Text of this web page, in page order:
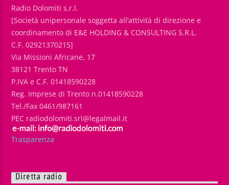
Radio Dolomiti s.r.l.
[Società unipersonale soggetta all’attività di direzione e
coordinamento di E&E HOLDING & CONSULTING S.R.L.
C.F. 02921370215]
Via Missioni Africane, 17
38121 Trento TN
P.IVA e C.F. 01418590228
Reg. Imprese di Trento n.01418590228
Tel./Fax 0461/987161
PEC radiodolomiti.srl@legalmail.it
Trasparenza
Diretta radio